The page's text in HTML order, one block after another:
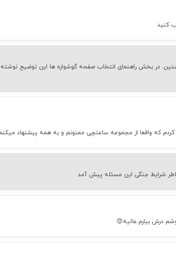
کنید
در بخش راهنمای انتخاب صفحه گوشواره ها این توضیح
که واقعا از مجموعه ساعتچی ممنونم و به همه پیشنهاد
شرایط جنگی این مسئله پیش آمد
درش بیارم.عالیه😍